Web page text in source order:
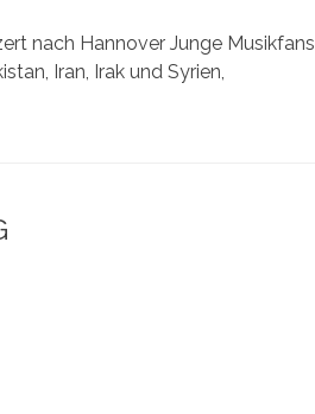
nach Hannover Junge Musikfans
Iran, Irak und Syrien,